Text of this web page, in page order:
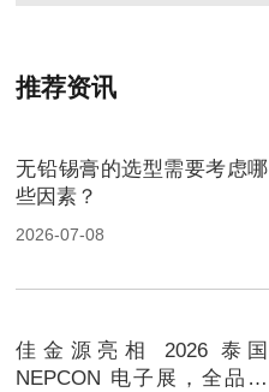
推荐资讯
无铅锡膏的选型需要考虑哪
些因素？
2026-07-08
佳金源亮相 2026 泰国
NEPCON 电子展，全品类